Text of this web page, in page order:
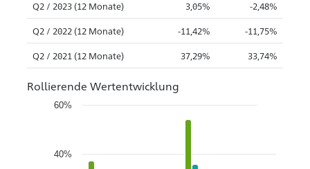
Q2 / 2023 (12 Monate) 3,05% -2,48%
Q2 / 2022 (12 Monate) -11,42% -11,75%
Q2 / 2021 (12 Monate) 37,29% 33,74%
Rollierende Wertentwicklung
40%
60%